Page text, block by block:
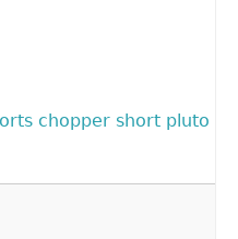
chopper short pluto